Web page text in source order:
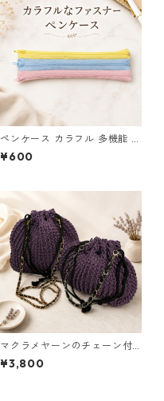
ペンケース カラフル 多機能 筆
箱 ファスナー6本 s10
¥600
マクラメヤーンのチェーン付
ポーチ大小セット(紫) 巾着 布
小物 ハンドメイド 国産 本革
¥3,800